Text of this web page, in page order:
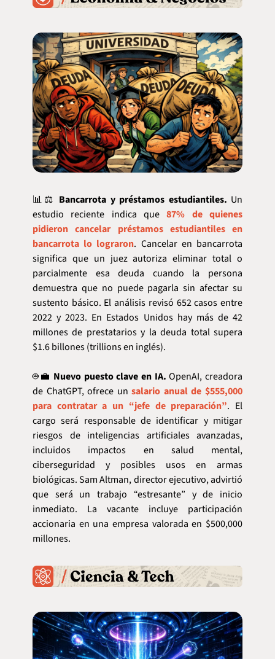
📊 ⚖️ Bancarrota y préstamos estudiantiles. Un
estudio reciente indica que 87% de quienes
pidieron cancelar préstamos estudiantiles en
bancarrota lo lograron. Cancelar en bancarrota
significa que un juez autoriza eliminar total o
parcialmente esa deuda cuando la persona
demuestra que no puede pagarla sin afectar su
sustento básico. El análisis revisó 652 casos entre
2022 y 2023. En Estados Unidos hay más de 42
millones de prestatarios y la deuda total supera
$1.6 billones (trillions en inglés).
🤖💼 Nuevo puesto clave en IA. OpenAI, creadora
de ChatGPT, ofrece un salario anual de $555,000
para contratar a un “jefe de preparación”. El
cargo será responsable de identificar y mitigar
riesgos de inteligencias artificiales avanzadas,
incluidos impactos en salud mental,
ciberseguridad y posibles usos en armas
biológicas. Sam Altman, director ejecutivo, advirtió
que será un trabajo “estresante” y de inicio
inmediato. La vacante incluye participación
accionaria en una empresa valorada en $500,000
millones.